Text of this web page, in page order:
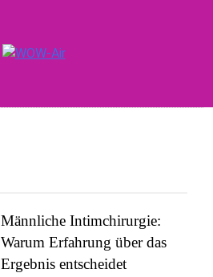
Männliche Intimchirurgie:
Warum Erfahrung über das
Ergebnis entscheidet